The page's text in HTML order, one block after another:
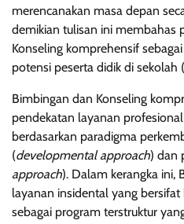
merencanakan masa depan
demikian tulisan ini membahas
Konseling komprehensif
potensi peserta didik di sekolah
Bimbingan dan Konseling
pendekatan layanan
berdasarkan paradigma
(developmental approach) dan
approach). Dalam kerangka ini,
layanan insidental yang
sebagai program terstruktur